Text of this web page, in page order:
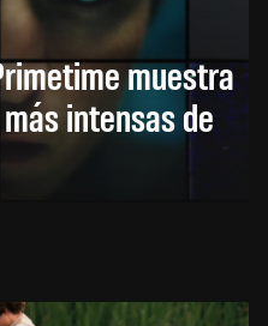
muestra
intensas de